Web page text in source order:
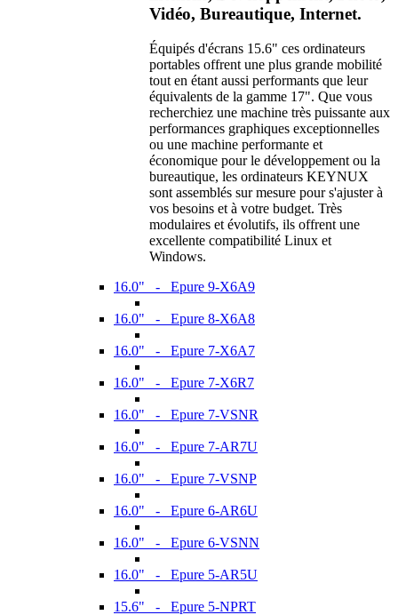
Vidéo, Bureautique, Internet.
Équipés d'écrans 15.6" ces ordinateurs
portables offrent une plus grande mobilité
tout en étant aussi performants que leur
équivalents de la gamme 17". Que vous
recherchiez une machine très puissante aux
performances graphiques exceptionnelles
ou une machine performante et
économique pour le développement ou la
bureautique, les ordinateurs KEYNUX
sont assemblés sur mesure pour s'ajuster à
vos besoins et à votre budget. Très
modulaires et évolutifs, ils offrent une
excellente compatibilité Linux et
Windows.
16.0" - Epure 9-X6A9
16.0" - Epure 8-X6A8
16.0" - Epure 7-X6A7
16.0" - Epure 7-X6R7
16.0" - Epure 7-VSNR
16.0" - Epure 7-AR7U
16.0" - Epure 7-VSNP
16.0" - Epure 6-AR6U
16.0" - Epure 6-VSNN
16.0" - Epure 5-AR5U
15.6" - Epure 5-NPRT